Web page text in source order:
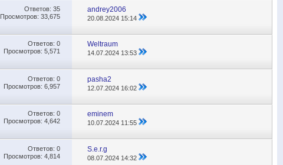
Ответов: 35
Просмотров: 33,675
andrey2006
20.08.2024 15:14
Ответов: 0
Просмотров: 5,571
Weltraum
14.07.2024 13:53
Ответов: 0
Просмотров: 6,957
pasha2
12.07.2024 16:02
Ответов: 0
Просмотров: 4,642
eminem
10.07.2024 11:55
Ответов: 0
Просмотров: 4,814
S.e.r.g
08.07.2024 14:32